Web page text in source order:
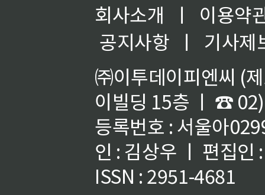
회사소개 ㅣ
이용약
공지사항
ㅣ
기사제
㈜이투데이피엔씨 (
이빌딩 15층 ㅣ ☎
등록번호 : 서울아
인 : 김상우 ㅣ 편집인
ISSN : 2951-4681